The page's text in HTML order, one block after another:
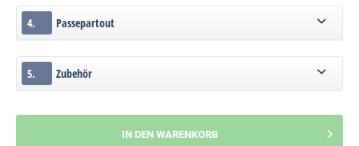
4. Passepartout
5. Zubehör
IN DEN WARENKORB